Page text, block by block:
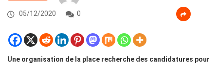
05/12/2020 0
Une organisation de la place recherche des candidatures pour